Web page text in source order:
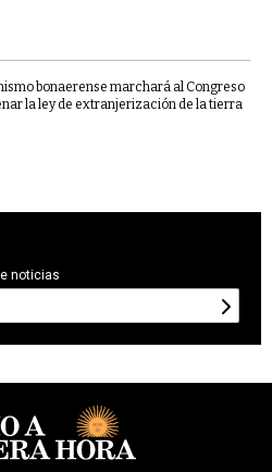
bonaerense marchará al Congreso
la ley de extranjerización de la tierra
noticias